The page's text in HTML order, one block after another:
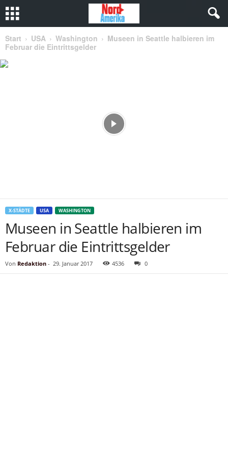
Start USA Washington
Museen in Seattle halbieren im
Februar die Eintrittsgelder
X-STÄDTE USA WASHINGTON
Museen in Seattle halbieren im
Februar die Eintrittsgelder
Von Redaktion - 29. Januar 2017 4536 0